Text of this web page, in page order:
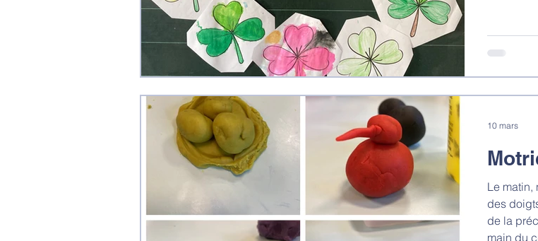
Le matin,
des
de la
main du
10 mars